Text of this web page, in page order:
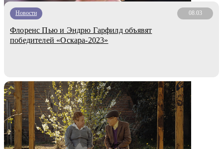
Новости 08.03
Флоренс Пью и Эндрю Гарфилд объявят
победителей «Оскара-2023»